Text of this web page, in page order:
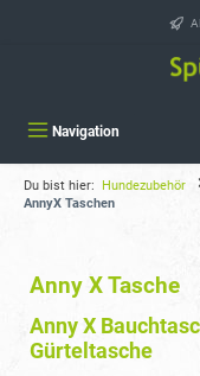
Navigation
Du bist hier: Hundezubehör
AnnyX Taschen
Anny X Tasche
Anny X
Gürteltasche